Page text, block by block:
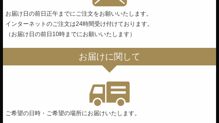
お届け日の前日正午までにご注文をお願いいたします。
インターネットのご注文は24時間受け付けております。
（お届け日の前日10時までにお願いいたします）
お届けに関して
ご希望の日時・ご希望の場所にお届けいたします。